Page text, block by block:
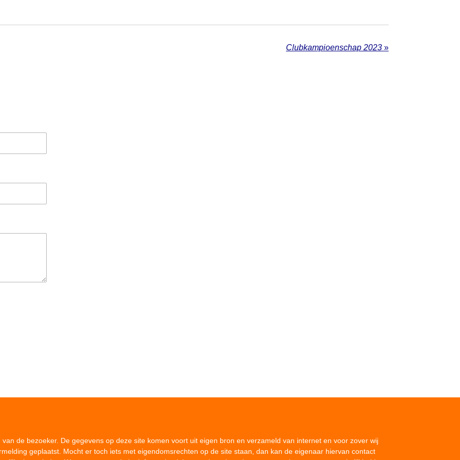
Clubkampioenschap 2023 »
de bezoeker. De gegevens op deze site komen voort uit eigen bron en verzameld van internet en voor zover wij
geplaatst. Mocht er toch iets met eigendomsrechten op de site staan, dan kan de eigenaar hiervan contact